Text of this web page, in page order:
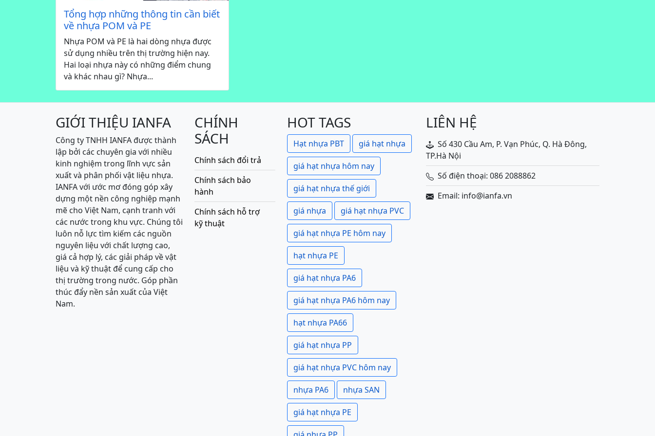
Tổng hợp những thông tin cần biết
về nhựa POM và PE
Nhựa POM và PE là hai dòng nhựa được
sử dụng nhiều trên thị trường hiện nay.
Hai loại nhựa này có những điểm chung
và khác nhau gì? Nhựa...
GIỚI THIỆU IANFA
Công ty TNHH IANFA được thành
lập bởi các chuyên gia với nhiều
kinh nghiệm trong lĩnh vực sản
xuất và phân phối vật liệu nhựa.
IANFA với ước mơ đóng góp xây
dựng một nền công nghiệp mạnh
mẽ cho Việt Nam, cạnh tranh với
các nước trong khu vực. Chúng tôi
luôn nỗ lực tìm kiếm các nguồn
nguyên liệu với chất lượng cao,
giá cả hợp lý, các giải pháp về vật
liệu và kỹ thuật để cung cấp cho
thị trường trong nước. Góp phần
thúc đẩy nền sản xuất của Việt
Nam.
CHÍNH
SÁCH
Chính sách đổi trả
Chính sách bảo
hành
Chính sách hỗ trợ
kỹ thuật
HOT TAGS
Hạt nhựa PBT giá hạt nhựa
giá hạt nhựa hôm nay
giá hạt nhựa thế giới
giá nhựa giá hạt nhựa PVC
giá hạt nhựa PE hôm nay
hạt nhựa PE
giá hạt nhựa PA6
giá hạt nhựa PA6 hôm nay
hạt nhựa PA66
giá hạt nhựa PP
giá hạt nhựa PVC hôm nay
nhựa PA6 nhựa SAN
giá hạt nhựa PE
LIÊN HỆ
Số 430 Cầu Am, P. Vạn Phúc, Q. Hà Đông,
TP.Hà Nội
Số điện thoại: 086 2088862
Email: info@ianfa.vn